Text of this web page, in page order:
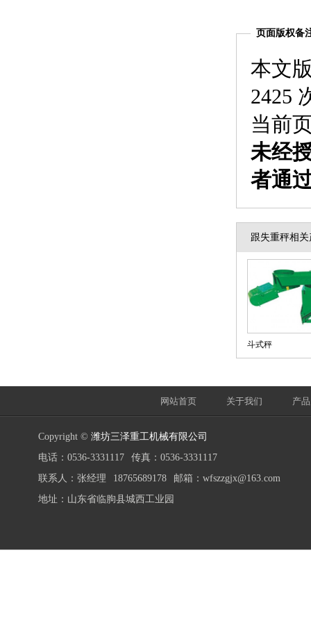
页面版权备
本文
2425
当前
未经
者通
跟失重秤相
斗式秤
网站首页 关于我们 产
Copyright © 潍坊三泽重工机械有限公司
电话：0536-3331117
传真：0536-3331117
联系人：张经理
18765689178
邮箱：wfszzgjx@163.com
地址：山东省临朐县城西工业园